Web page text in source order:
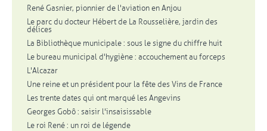
René Gasnier, pionnier de l'aviation en Anjou
Le parc du docteur Hébert de La Rousselière, jardin des
délices
La Bibliothèque municipale : sous le signe du chiffre huit
Le bureau municipal d'hygiène : accouchement au forceps
L'Alcazar
Une reine et un président pour la fête des Vins de France
Les trente dates qui ont marqué les Angevins
Georges Gobô : saisir l'insaisissable
Le roi René : un roi de légende